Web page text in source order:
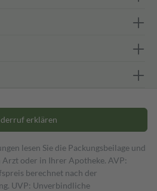
erklären
lesen Sie die Packungsbeilage und
oder in Ihrer Apotheke. AVP:
berechnet nach der
UVP: Unverbindliche